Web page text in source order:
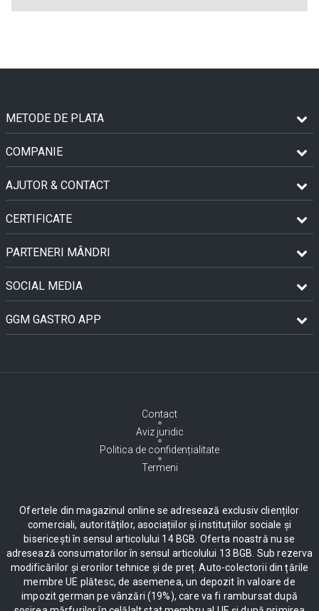
METODE DE PLATA
COMPANIE
AJUTOR & CONTACT
CERTIFICATE
PARTENERI MÂNDRI
SOCIAL MEDIA
GGM GASTRO APP
Contact
Aviz juridic
Politica de confidențialitate
Termeni
Ofertele din magazinul online se adresează exclusiv clienților
comerciali, autorităților, asociațiilor și instituțiilor sociale și
bisericești în sensul articolului 14 BGB. Oferta noastră nu se
adresează consumatorilor în sensul articolului 13 BGB. Sub rezerva
modificărilor și erorilor tehnice și de preț. Auto-colectorii din țările
membre UE plătesc, de asemenea, un depozit în valoare de
impozit german pe vânzări (19%), care va fi rambursat după